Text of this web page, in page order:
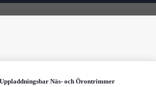
Näs- och Örontrimmer